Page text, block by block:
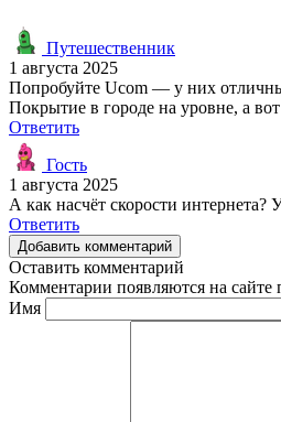
Путешественник
1 августа 2025
Попробуйте Ucom — у них
Покрытие в городе на уровне, а
Ответить
Гость
1 августа 2025
А как насчёт скорости интернета?
Ответить
Добавить комментарий
Оставить комментарий
Комментарии появляются на сайте
Имя